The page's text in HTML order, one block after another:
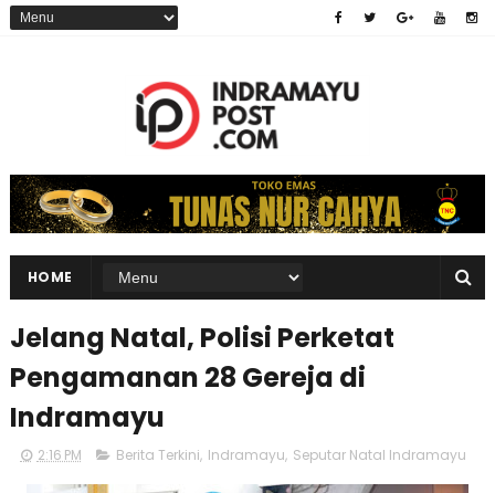
HOME
Jelang Natal, Polisi Perketat
Pengamanan 28 Gereja di
Indramayu
2:16 PM Berita Terkini, Indramayu, Seputar Natal Indramayu